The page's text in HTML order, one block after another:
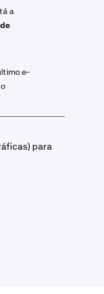
a
e-
para